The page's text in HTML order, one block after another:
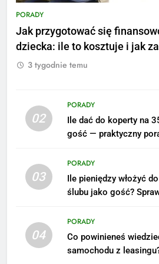
PORADY
Jak przygotować się
dziecka: ile to kosztuje i jak
3 tygodnie temu
02
PORADY
Ile dać do koperty na
gość — praktyczny
03
PORADY
Ile pieniędzy włożyć
ślubu jako gość?
04
PORADY
Co powinieneś
samochodu z
stanowisku
ZAROBKI